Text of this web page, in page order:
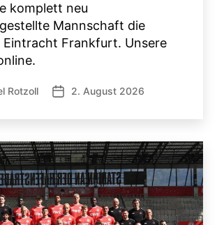
komplett neu
Mannschaft die
Frankfurt. Unsere
Rotzoll Veröffentlichungsdatum
2. August 2026